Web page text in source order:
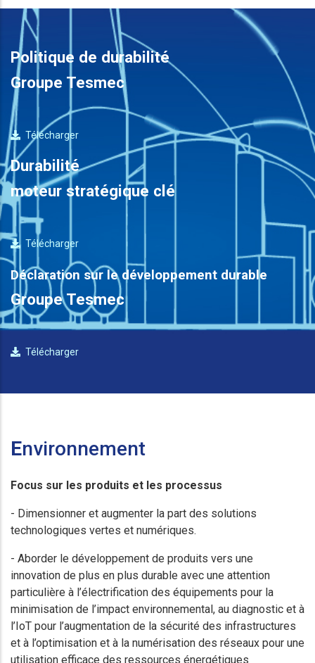
Politique de durabilité
Groupe Tesmec
Télécharger
Durabilité
moteur stratégique clé
Télécharger
Déclaration sur le développement durable
Groupe Tesmec
Télécharger
Environnement
Focus sur les produits et les processus
- Dimensionner et augmenter la part des solutions
technologiques vertes et numériques.
- Aborder le développement de produits vers une
innovation de plus en plus durable avec une attention
particulière à l’électrification des équipements pour la
minimisation de l’impact environnemental, au diagnostic et à
l’IoT pour l’augmentation de la sécurité des infrastructures
et à l’optimisation et à la numérisation des réseaux pour une
utilisation efficace des ressources énergétiques